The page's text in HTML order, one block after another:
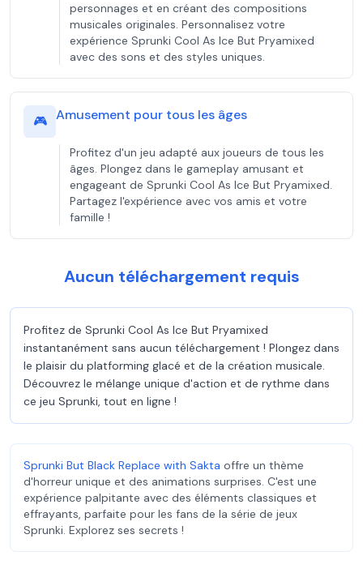
personnages et en créant des compositions
musicales originales. Personnalisez votre
expérience Sprunki Cool As Ice But Pryamixed
avec des sons et des styles uniques.
🎮 Amusement pour tous les âges
Profitez d'un jeu adapté aux joueurs de tous les
âges. Plongez dans le gameplay amusant et
engageant de Sprunki Cool As Ice But Pryamixed.
Partagez l'expérience avec vos amis et votre
famille !
Aucun téléchargement requis
Profitez de Sprunki Cool As Ice But Pryamixed
instantanément sans aucun téléchargement ! Plongez dans
le plaisir du platforming glacé et de la création musicale.
Découvrez le mélange unique d'action et de rythme dans
ce jeu Sprunki, tout en ligne !
Sprunki But Black Replace with Sakta offre un thème
d'horreur unique et des animations surprises. C'est une
expérience palpitante avec des éléments classiques et
effrayants, parfaite pour les fans de la série de jeux
Sprunki. Explorez ses secrets !